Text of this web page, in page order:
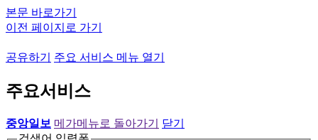
본문 바로가기
이전 페이지로 가기
공유하기 주요 서비스 메뉴 열기
주요서비스
중앙일보 메가메뉴로 돌아가기
닫기